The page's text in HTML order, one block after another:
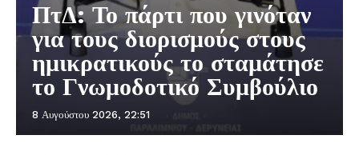
ΠτΔ: Το πάρτι που γινόταν
για τους διορισμούς στους
ημικρατικούς το σταμάτησε
το Γνωμοδοτικό Συμβούλιο
8 Αυγούστου 2026, 22:51